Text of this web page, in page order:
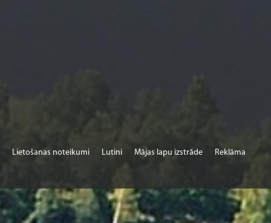
Lietošanas noteikumi Lutini Mājas lapu izstrāde Reklāma